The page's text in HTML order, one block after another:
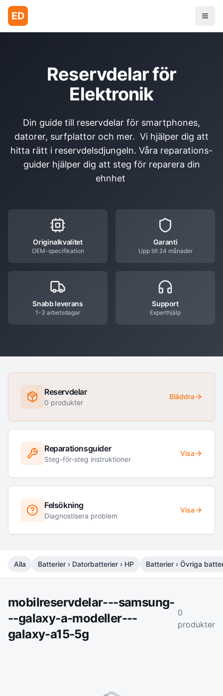
ED
Reservdelar för
Elektronik
Din guide till reservdelar för smartphones,
datorer, surfplattor och mer. Vi hjälper dig att
hitta rätt i reservdelsdjungeln. Våra reparations-
guider hjälper dig att steg för reparera din
ehnhet
Originalkvalitet
OEM-specifikation
Garanti
Upp till 24 månader
Snabb leverans
1-3 arbetsdagar
Support
Experthjälp
Reservdelar
0 produkter
Bläddra
Reparationsguider
Steg-för-steg instruktioner
Visa
Felsökning
Diagnostisera problem
Visa
Alla Batterier › Datorbatterier › HP Batterier › Övriga
mobilreservdelar---samsung-
--galaxy-a-modeller---
galaxy-a15-5g
0
produkter